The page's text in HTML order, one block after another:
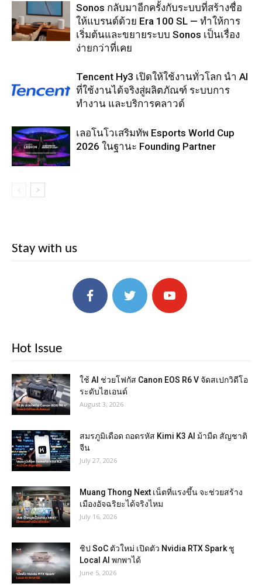
Sonos กลับมาอีกครั้งกับระบบที่สร้างชื่อ
ให้แบรนด์ด้วย Era 100 SL — ทำให้การ
เริ่มต้นและขยายระบบ Sonos เป็นเรื่อง
ง่ายกว่าที่เคย
Tencent Hy3 เปิดให้ใช้งานทั่วโลก นำ AI
ที่ใช้งานได้จริงสู่ผลิตภัณฑ์ ระบบการ
ทำงาน และบริการคลาวด์
เลอโนโวเสริมทัพ Esports World Cup
2026 ในฐานะ Founding Partner
Stay with us
Hot Issue
ใช้ AI ช่วยโฟกัส Canon EOS R6 V จัดสเปกวิดีโอ
ระดับไฮเอนด์
August 3, 2026
สมรภูมิเดือด ถอดรหัส Kimi K3 AI ม้ามืด สัญชาติ
จีน
July 27, 2026
Muang Thong Next เน็ตที่แรงขึ้น จะช่วยสร้าง
เมืองอัจฉริยะได้จริงไหม
July 16, 2026
ชิป SoC ตัวใหม่ เปิดตัว Nvidia RTX Spark ชู
Local AI พกพาได้
June 5, 2026